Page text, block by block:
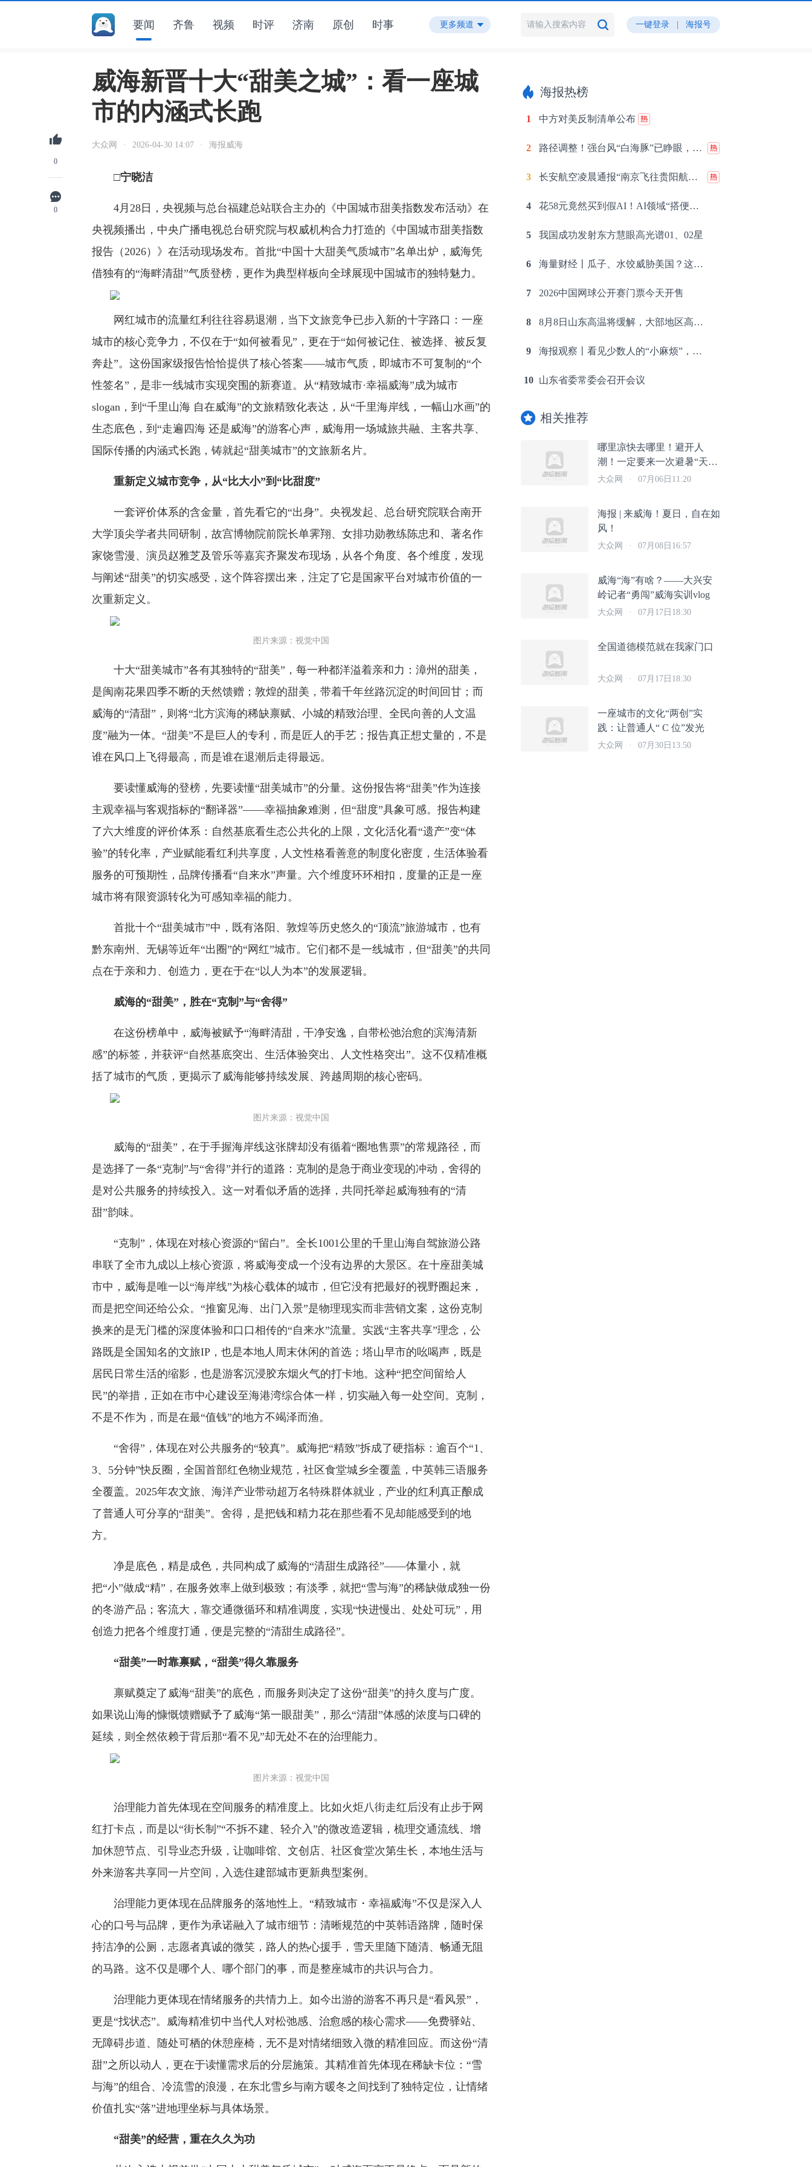
要闻 齐鲁 视频 时评 济南 原创 时事 更多频道 一键登录 海报号
0
0
威海新晋十大“甜美之城”：看一座城
市的内涵式长跑
大众网 · 2026-04-30 14:07 · 海报威海
□宁晓洁
4月28日，央视频与总台福建总站联合主办的《中国城市甜美指数发布活动》在
央视频播出，中央广播电视总台研究院与权威机构合力打造的《中国城市甜美指数
报告（2026）》在活动现场发布。首批“中国十大甜美气质城市”名单出炉，威海凭
借独有的“海畔清甜”气质登榜，更作为典型样板向全球展现中国城市的独特魅力。
网红城市的流量红利往往容易退潮，当下文旅竞争已步入新的十字路口：一座
城市的核心竞争力，不仅在于“如何被看见”，更在于“如何被记住、被选择、被反复
奔赴”。这份国家级报告恰恰提供了核心答案——城市气质，即城市不可复制的“个
性签名”，是非一线城市实现突围的新赛道。从“精致城市·幸福威海”成为城市
slogan，到“千里山海 自在威海”的文旅精致化表达，从“千里海岸线，一幅山水画”的
生态底色，到“走遍四海 还是威海”的游客心声，威海用一场城旅共融、主客共享、
国际传播的内涵式长跑，铸就起“甜美城市”的文旅新名片。
重新定义城市竞争，从“比大小”到“比甜度”
一套评价体系的含金量，首先看它的“出身”。央视发起、总台研究院联合南开
大学顶尖学者共同研制，故宫博物院前院长单霁翔、女排功勋教练陈忠和、著名作
家饶雪漫、演员赵雅芝及管乐等嘉宾齐聚发布现场，从各个角度、各个维度，发现
与阐述“甜美”的切实感受，这个阵容摆出来，注定了它是国家平台对城市价值的一
次重新定义。
图片来源：视觉中国
十大“甜美城市”各有其独特的“甜美”，每一种都洋溢着亲和力：漳州的甜美，
是闽南花果四季不断的天然馈赠；敦煌的甜美，带着千年丝路沉淀的时间回甘；而
威海的“清甜”，则将“北方滨海的稀缺禀赋、小城的精致治理、全民向善的人文温
度”融为一体。“甜美”不是巨人的专利，而是匠人的手艺；报告真正想丈量的，不是
谁在风口上飞得最高，而是谁在退潮后走得最远。
要读懂威海的登榜，先要读懂“甜美城市”的分量。这份报告将“甜美”作为连接
主观幸福与客观指标的“翻译器”——幸福抽象难测，但“甜度”具象可感。报告构建
了六大维度的评价体系：自然基底看生态公共化的上限，文化活化看“遗产”变“体
验”的转化率，产业赋能看红利共享度，人文性格看善意的制度化密度，生活体验看
服务的可预期性，品牌传播看“自来水”声量。六个维度环环相扣，度量的正是一座
城市将有限资源转化为可感知幸福的能力。
首批十个“甜美城市”中，既有洛阳、敦煌等历史悠久的“顶流”旅游城市，也有
黔东南州、无锡等近年“出圈”的“网红”城市。它们都不是一线城市，但“甜美”的共同
点在于亲和力、创造力，更在于在“以人为本”的发展逻辑。
威海的“甜美”，胜在“克制”与“舍得”
在这份榜单中，威海被赋予“海畔清甜，干净安逸，自带松弛治愈的滨海清新
感”的标签，并获评“自然基底突出、生活体验突出、人文性格突出”。这不仅精准概
括了城市的气质，更揭示了威海能够持续发展、跨越周期的核心密码。
图片来源：视觉中国
威海的“甜美”，在于手握海岸线这张牌却没有循着“圈地售票”的常规路径，而
是选择了一条“克制”与“舍得”并行的道路：克制的是急于商业变现的冲动，舍得的
是对公共服务的持续投入。这一对看似矛盾的选择，共同托举起威海独有的“清
甜”韵味。
“克制”，体现在对核心资源的“留白”。全长1001公里的千里山海自驾旅游公路
串联了全市九成以上核心资源，将威海变成一个没有边界的大景区。在十座甜美城
市中，威海是唯一以“海岸线”为核心载体的城市，但它没有把最好的视野圈起来，
而是把空间还给公众。“推窗见海、出门入景”是物理现实而非营销文案，这份克制
换来的是无门槛的深度体验和口口相传的“自来水”流量。实践“主客共享”理念，公
路既是全国知名的文旅IP，也是本地人周末休闲的首选；塔山早市的吆喝声，既是
居民日常生活的缩影，也是游客沉浸胶东烟火气的打卡地。这种“把空间留给人
民”的举措，正如在市中心建设至海港湾综合体一样，切实融入每一处空间。克制，
不是不作为，而是在最“值钱”的地方不竭泽而渔。
“舍得”，体现在对公共服务的“较真”。威海把“精致”拆成了硬指标：逾百个“1、
3、5分钟”快反圈，全国首部红色物业规范，社区食堂城乡全覆盖，中英韩三语服务
全覆盖。2025年农文旅、海洋产业带动超万名特殊群体就业，产业的红利真正酿成
了普通人可分享的“甜美”。舍得，是把钱和精力花在那些看不见却能感受到的地
方。
净是底色，精是成色，共同构成了威海的“清甜生成路径”——体量小，就
把“小”做成“精”，在服务效率上做到极致；有淡季，就把“雪与海”的稀缺做成独一份
的冬游产品；客流大，靠交通微循环和精准调度，实现“快进慢出、处处可玩”，用
创造力把各个维度打通，便是完整的“清甜生成路径”。
“甜美”一时靠禀赋，“甜美”得久靠服务
禀赋奠定了威海“甜美”的底色，而服务则决定了这份“甜美”的持久度与广度。
如果说山海的慷慨馈赠赋予了威海“第一眼甜美”，那么“清甜”体感的浓度与口碑的
延续，则全然依赖于背后那“看不见”却无处不在的治理能力。
图片来源：视觉中国
治理能力首先体现在空间服务的精准度上。比如火炬八街走红后没有止步于网
红打卡点，而是以“街长制”“不拆不建、轻介入”的微改造逻辑，梳理交通流线、增
加休憩节点、引导业态升级，让咖啡馆、文创店、社区食堂次第生长，本地生活与
外来游客共享同一片空间，入选住建部城市更新典型案例。
治理能力更体现在品牌服务的落地性上。“精致城市・幸福威海”不仅是深入人
心的口号与品牌，更作为承诺融入了城市细节：清晰规范的中英韩语路牌，随时保
持洁净的公厕，志愿者真诚的微笑，路人的热心援手，雪天里随下随清、畅通无阻
的马路。这不仅是哪个人、哪个部门的事，而是整座城市的共识与合力。
治理能力更体现在情绪服务的共情力上。如今出游的游客不再只是“看风景”，
更是“找状态”。威海精准切中当代人对松弛感、治愈感的核心需求——免费驿站、
无障碍步道、随处可栖的休憩座椅，无不是对情绪细致入微的精准回应。而这份“清
甜”之所以动人，更在于读懂需求后的分层施策。其精准首先体现在稀缺卡位：“雪
与海”的组合、冷流雪的浪漫，在东北雪乡与南方暖冬之间找到了独特定位，让情绪
价值扎实“落”进地理坐标与具体场景。
“甜美”的经营，重在久久为功
海报热榜
1 中方对美反制清单公布
2 路径调整！强台风“白海豚”已睁眼，或在浙江沿海登陆；今天又有新台风生成
3 长安航空凌晨通报“南京飞往贵阳航班旅客充电宝自燃”：已完成处置，机上无人员受伤，经机组慎重决策，航班备降武汉机场
4 花58元竟然买到假AI！AI领域“搭便车”收费乱象层出不穷
5 我国成功发射东方慧眼高光谱01、02星
6 海量财经丨瓜子、水饺威胁美国？这几家“美国严选”品牌业绩几何？
7 2026中国网球公开赛门票今天开售
8 8月8日山东高温将缓解，大部地区高温退至35℃以下
9 海报观察丨看见少数人的“小麻烦”，就是城市最大的温情
10 山东省委常委会召开会议
相关推荐
哪里凉快去哪里！避开人
潮！一定要来一次避暑“天花
板”威海
大众网 · 07月06日11:20
海报 | 来威海！夏日，自在如
风！
大众网 · 07月08日16:57
威海“海”有啥？——大兴安
岭记者“勇闯”威海实训vlog
大众网 · 07月17日18:30
全国道德模范就在我家门口
大众网 · 07月17日18:30
一座城市的文化“两创”实
践：让普通人“ C 位”发光
大众网 · 07月30日13:50